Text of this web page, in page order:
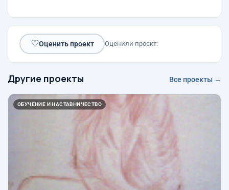
♡Оценить проект Оценили проект:
Другие проекты Все проекты →
ОБУЧЕНИЕ И НАСТАВНИЧЕСТВО